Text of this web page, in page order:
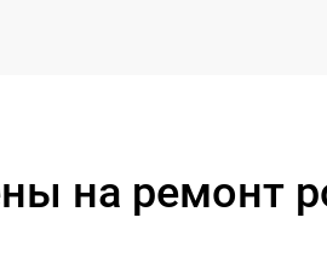
на ремонт